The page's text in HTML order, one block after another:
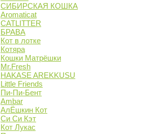
СИБИРСКАЯ КОШКА
Aromaticat
CATLITTER
БРАВА
Кот в лотке
Котяра
Кошки Матрёшки
Mr.Fresh
HAKASE AREKKUSU
Little Friends
Пи-Пи-Бент
Ambar
АлЁшкин Кот
Си Си Кэт
Кот Лукас